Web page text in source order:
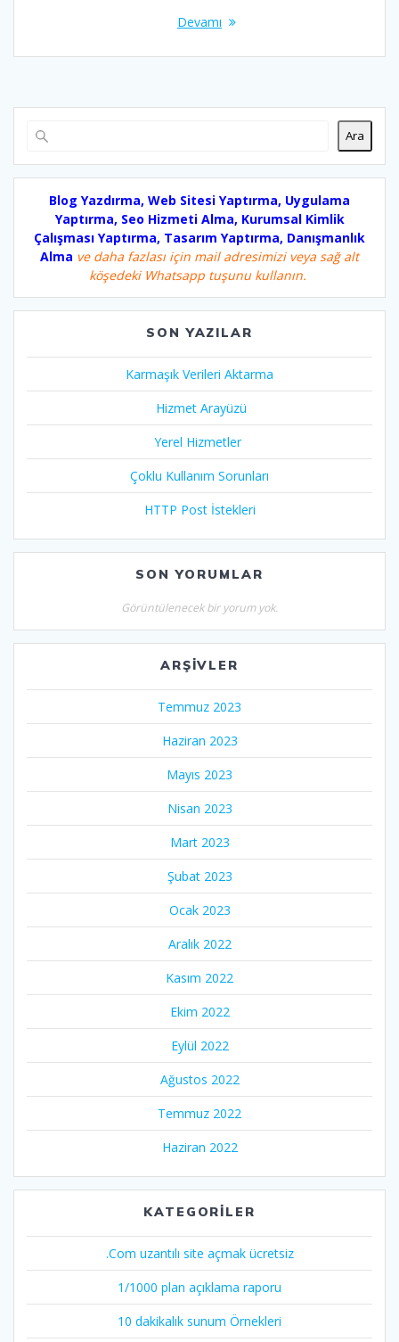
Devamı
Ara
Blog Yazdırma, Web Sitesi Yaptırma, Uygulama
Yaptırma, Seo Hizmeti Alma, Kurumsal Kimlik
Çalışması Yaptırma, Tasarım Yaptırma, Danışmanlık
Alma ve daha fazlası için mail adresimizi veya sağ alt
köşedeki Whatsapp tuşunu kullanın.
SON YAZILAR
Karmaşık Verileri Aktarma
Hizmet Arayüzü
Yerel Hizmetler
Çoklu Kullanım Sorunları
HTTP Post İstekleri
SON YORUMLAR
Görüntülenecek bir yorum yok.
ARŞIVLER
Temmuz 2023
Haziran 2023
Mayıs 2023
Nisan 2023
Mart 2023
Şubat 2023
Ocak 2023
Aralık 2022
Kasım 2022
Ekim 2022
Eylül 2022
Ağustos 2022
Temmuz 2022
Haziran 2022
KATEGORILER
.Com uzantılı site açmak ücretsiz
1/1000 plan açıklama raporu
10 dakikalık sunum Örnekleri